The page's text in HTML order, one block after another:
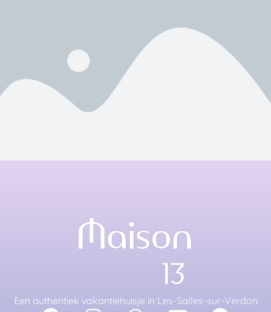
Een authentiek vakantiehuisje in Les-Salles-sur-Verdon